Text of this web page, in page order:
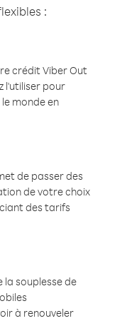
:
crédit Viber Out
l'utiliser pour
monde en
de passer des
de votre choix
des tarifs
la souplesse de
à renouveler